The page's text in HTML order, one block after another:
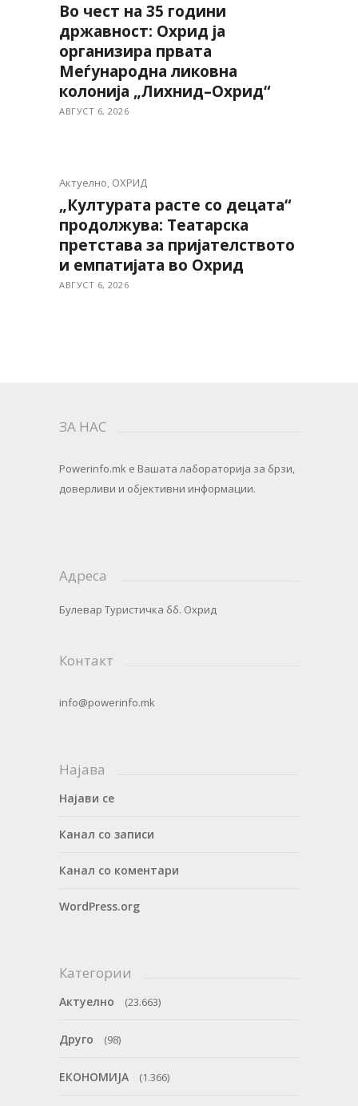
Во чест на 35 години
државност: Охрид ја
организира првата
Меѓународна ликовна
колонија „Лихнид–Охрид“
АВГУСТ 6, 2026
Актуелно, ОХРИД
„Културата расте со децата“
продолжува: Театарска
претстава за пријателството
и емпатијата во Охрид
АВГУСТ 6, 2026
ЗА НАС
Powerinfo.mk e Вашата лабораторија за брзи,
доверливи и објективни информации.
Адреса
Булевар Туристичка бб. Охрид
Контакт
info@powerinfo.mk
Најава
Најави се
Канал со записи
Канал со коментари
WordPress.org
Категории
Актуелно (23.663)
Друго (98)
ЕКОНОМИЈА (1.366)